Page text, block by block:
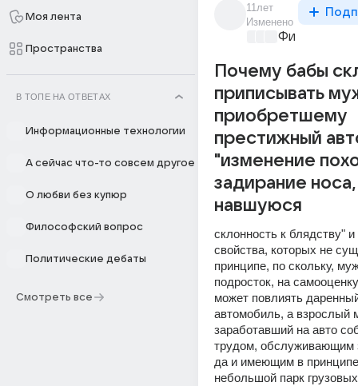
Моя лента
Пространства
В ТОПЕ НА ОТВЕТАХ
Информационные технологии
А сейчас что-то совсем другое
О любви без купюр
Философский вопрос
Политические дебаты
Смотреть все
11лет
Изменено
Почему бабы
приписывать
приобретшему
престижный
"изменение
задирание носа,
навшуюся
склонность к блядству" и
свойства, которых не
принципе, по скольку,
подросток, на
может повлиять
автомобиль, а взрослый
заработавший на авто
трудом, обслуживающим
да и имеющим в
небольшой парк грузовых